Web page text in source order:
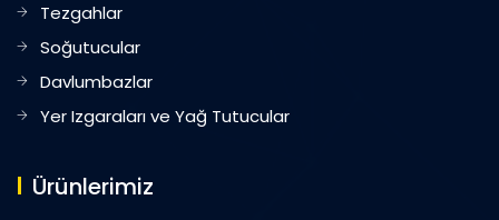
Tezgahlar
Soğutucular
Davlumbazlar
Yer Izgaraları ve Yağ Tutucular
Ürünlerimiz